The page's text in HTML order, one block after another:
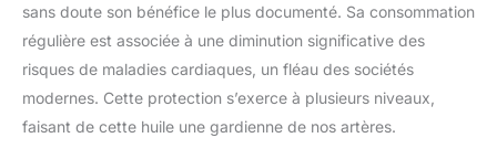
sans doute son bénéfice le plus documenté. Sa consommation
régulière est associée à une diminution significative des
risques de maladies cardiaques, un fléau des sociétés
modernes. Cette protection s’exerce à plusieurs niveaux,
faisant de cette huile une gardienne de nos artères.